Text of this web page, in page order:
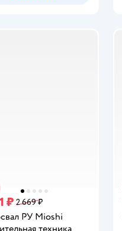
₽ 2 669 ₽
РУ Mioshi